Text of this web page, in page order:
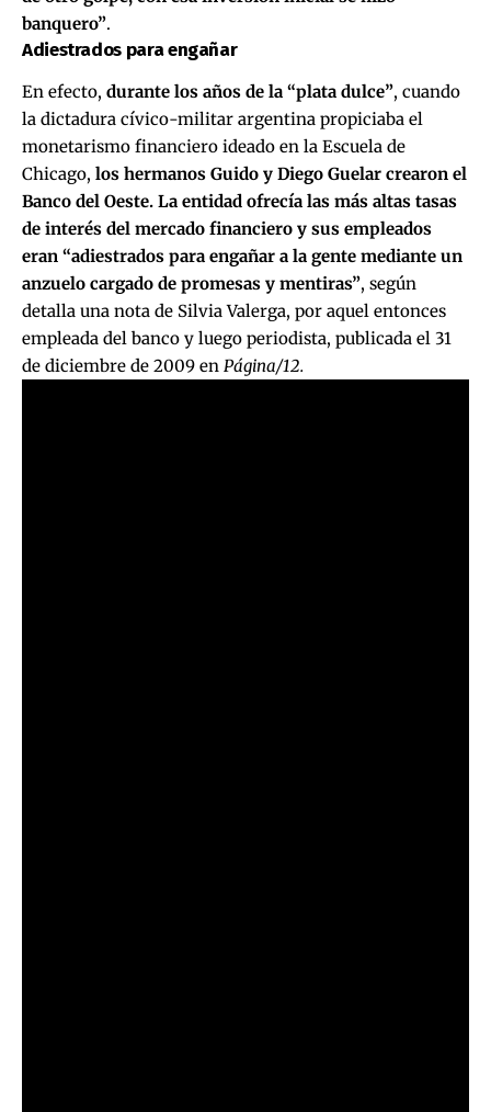
banquero”.
Adiestrados para engañar
En efecto, durante los años de la “plata dulce”, cuando
la dictadura cívico-militar argentina propiciaba el
monetarismo financiero ideado en la Escuela de
Chicago, los hermanos Guido y Diego Guelar crearon el
Banco del Oeste. La entidad ofrecía las más altas tasas
de interés del mercado financiero y sus empleados
eran “adiestrados para engañar a la gente mediante un
anzuelo cargado de promesas y mentiras”, según
detalla una nota de Silvia Valerga, por aquel entonces
empleada del banco y luego periodista, publicada el 31
de diciembre de 2009 en Página/12.